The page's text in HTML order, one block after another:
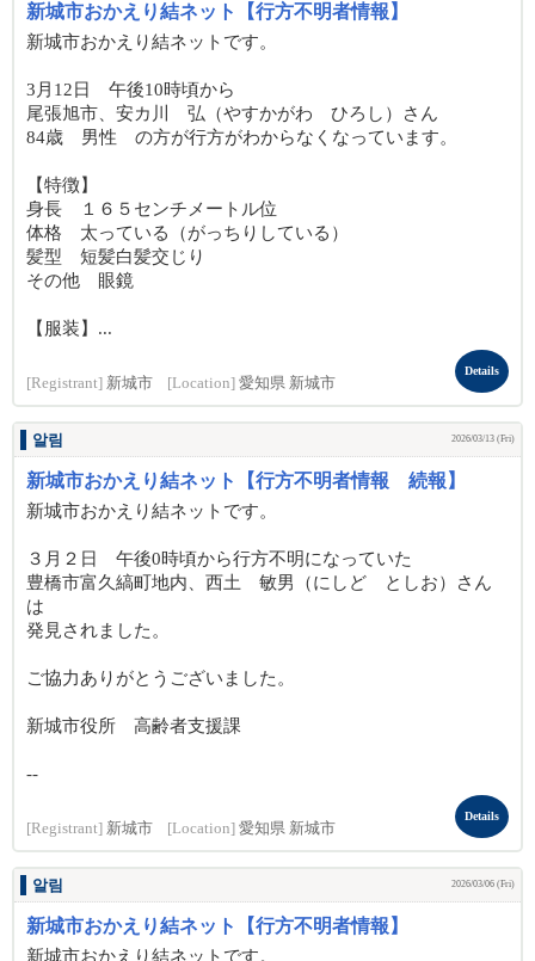
新城市おかえり結ネット【行方不明者情報】
新城市おかえり結ネットです。
3月12日 午後10時頃から
尾張旭市、安カ川 弘（やすかがわ ひろし）さん
84歳 男性 の方が行方がわからなくなっています。
【特徴】
身長 １６５センチメートル位
体格 太っている（がっちりしている）
髪型 短髪白髪交じり
その他 眼鏡
【服装】...
[Registrant] 新城市 [Location] 愛知県 新城市
Details
알림 2026/03/13 (Fri)
新城市おかえり結ネット【行方不明者情報 続報】
新城市おかえり結ネットです。
３月２日 午後0時頃から行方不明になっていた
豊橋市富久縞町地内、西土 敏男（にしど としお）さん
は
発見されました。
ご協力ありがとうございました。
新城市役所 高齢者支援課
--
[Registrant] 新城市 [Location] 愛知県 新城市
Details
알림 2026/03/06 (Fri)
新城市おかえり結ネット【行方不明者情報】
新城市おかえり結ネットです。